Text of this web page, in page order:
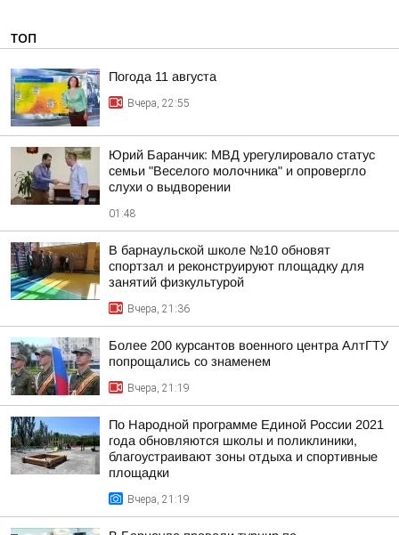
ТОП
Погода 11 августа
Вчера, 22:55
Юрий Баранчик: МВД урегулировало статус
семьи "Веселого молочника" и опровергло
слухи о выдворении
01:48
В барнаульской школе №10 обновят
спортзал и реконструируют площадку для
занятий физкультурой
Вчера, 21:36
Более 200 курсантов военного центра АлтГТУ
попрощались со знаменем
Вчера, 21:19
По Народной программе Единой России 2021
года обновляются школы и поликлиники,
благоустраивают зоны отдыха и спортивные
площадки
Вчера, 21:19